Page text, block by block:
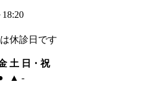
休診日です
土 日・祝
▲ -